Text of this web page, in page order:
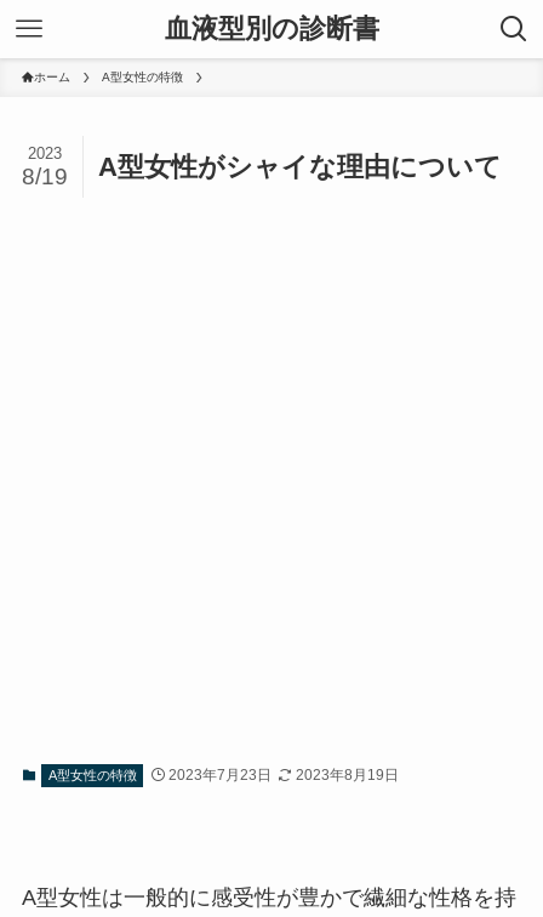
血液型別の診断書
ホーム A型女性の特徴
A型女性がシャイな理由について
2023
8/19
A型女性の特徴 2023年7月23日 2023年8月19日
A型女性は一般的に感受性が豊かで繊細な性格を持